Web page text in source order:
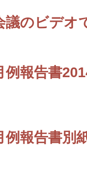
議のビデオ
報告書
報告書別